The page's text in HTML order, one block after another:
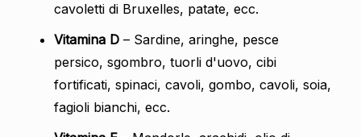
cavoletti di Bruxelles, patate, ecc.
Vitamina D– Sardine, aringhe, pesce
persico, sgombro, tuorli d'uovo, cibi
fortificati, spinaci, cavoli, gombo, cavoli, soia,
fagioli bianchi, ecc.